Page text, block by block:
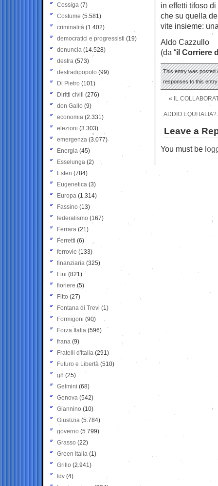
in effetti tifoso
che su quella
vite insieme:
Aldo Cazzullo
(da “il Corriere
This entry was posted
responses to this
« IL
ADDIO EQUITALIA?
Leave a
You must be
Cossiga (7)
Costume (5.581)
criminalità (1.402)
democratici e progressisti (19)
denuncia (14.528)
destra (573)
destradipopolo (99)
Di Pietro (101)
Diritti civili (276)
don Gallo (9)
economia (2.331)
elezioni (3.303)
emergenza (3.077)
Energia (45)
Esselunga (2)
Esteri (784)
Eugenetica (3)
Europa (1.314)
Fassino (13)
federalismo (167)
Ferrara (21)
Ferretti (6)
ferrovie (133)
finanziaria (325)
Fini (821)
fioriere (5)
Fitto (27)
Fontana di Trevi (1)
Formigoni (90)
Forza Italia (596)
frana (9)
Fratelli d'Italia (291)
Futuro e Libertà (510)
g8 (25)
Gelmini (68)
Genova (542)
Giannino (10)
Giustizia (5.784)
governo (5.799)
Grasso (22)
Green Italia (1)
Grillo (2.941)
Idv (4)